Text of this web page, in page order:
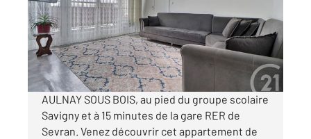
Appartement F4 à vendre
158 000 €
Visiter le site dédié
AULNAY SOUS BOIS, au pied du groupe scolaire
Savigny et à 15 minutes de la gare RER de
Sevran. Venez découvrir cet appartement de